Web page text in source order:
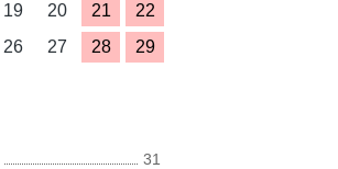
19 20 21
22
26 27 28
29
31